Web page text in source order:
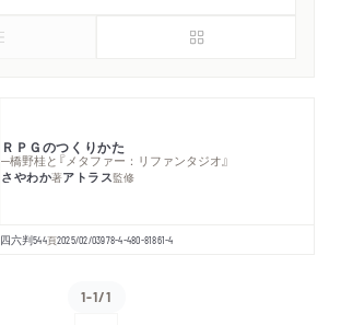
ＲＰＧのつくりかた
─橋野桂と『メタファー：リファンタジオ』
さやわか著アトラス監修
四六判544頁2025/02/03978-4-480-81861-4
1-1/1